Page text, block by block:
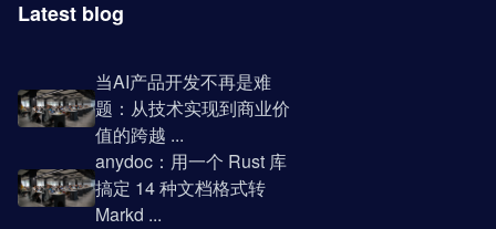
Latest blog
当AI产品开发不再是难
题：从技术实现到商业价
值的跨越 ...
anydoc：用一个 Rust 库
搞定 14 种文档格式转
Markd ...